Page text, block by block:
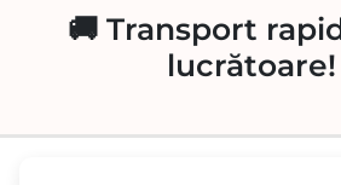
🚚 Transport
lucrătoare!